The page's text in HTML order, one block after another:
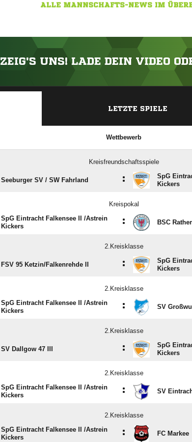
ALLE MANNSCHAFTS-NEWS IM
ZEIG'S UNS! LADE DEIN VIDEO
LETZTE SPIELE
Wettbewerb
Kreisfreundschaftsspiele
Seeburger SV /​ SW Fahrland :
SpG
Kickers
Kreispokal
SpG Eintracht Falkensee II /​Astrein
Kickers
: BSC
2.Kreisklasse
FSV 95 Ketzin/​Falkenrehde II :
SpG
Kickers
2.Kreisklasse
SpG Eintracht Falkensee II /​Astrein
Kickers
: SV
2.Kreisklasse
SV Dallgow 47 III :
SpG
Kickers
2.Kreisklasse
SpG Eintracht Falkensee II /​Astrein
Kickers
: SV
2.Kreisklasse
SpG Eintracht Falkensee II /​Astrein
Kickers
: FC Markee